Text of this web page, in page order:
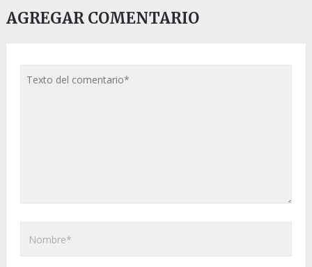
AGREGAR COMENTARIO